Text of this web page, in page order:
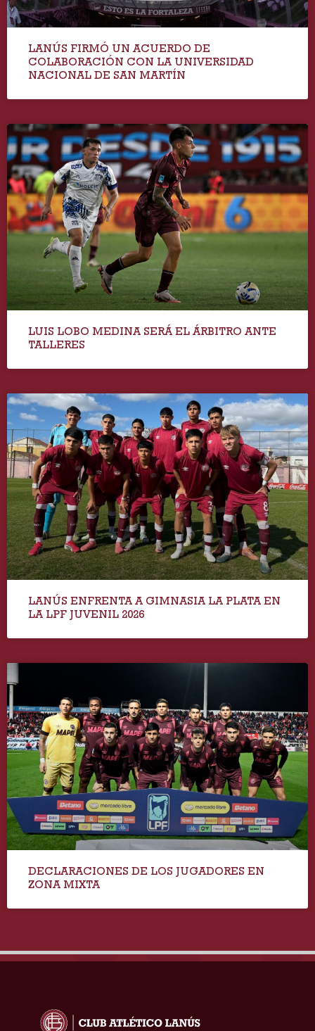
LANÚS FIRMÓ UN ACUERDO DE
COLABORACIÓN CON LA UNIVERSIDAD
NACIONAL DE SAN MARTÍN
LUIS LOBO MEDINA SERÁ EL ÁRBITRO ANTE
TALLERES
LANÚS ENFRENTA A GIMNASIA LA PLATA EN
LA LPF JUVENIL 2026
DECLARACIONES DE LOS JUGADORES EN
ZONA MIXTA